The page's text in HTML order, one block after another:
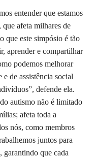
entender que estamos
afeta milhares de
que este simpósio é tão
aprender e compartilhar
podemos melhorar
e de assistência social
defende ela.
autismo não é limitado
afeta toda a
nós, como membros
juntos para
garantindo que cada